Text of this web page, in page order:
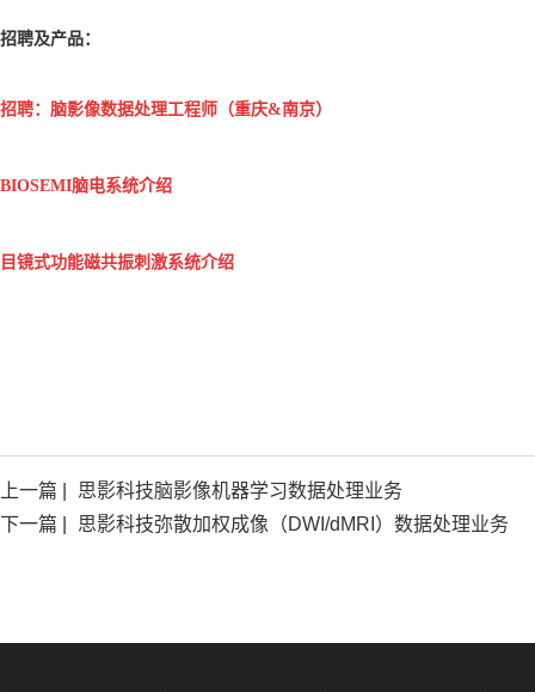
招聘及产品：
招聘： 脑影像数据处理工程师 （重庆&南京）
BIOSEMI脑电系统介绍
目镜式功能磁共振刺激系统介绍
上一篇 |
思影科技脑影像机器学习数据处理业务
下一篇 |
思影科技弥散加权成像（DWI/dMRI）数据处理业务